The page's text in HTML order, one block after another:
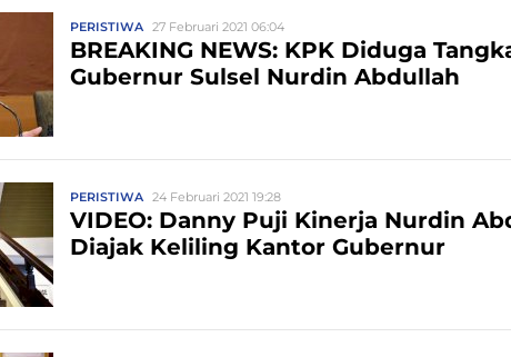
PERISTIWA 27 Februari 2021 06:04
BREAKING NEWS: KPK Diduga
Gubernur Sulsel Nurdin Abdullah
PERISTIWA 24 Februari 2021 19:28
VIDEO: Danny Puji Kinerja Nurdin
Diajak Keliling Kantor Gubernur